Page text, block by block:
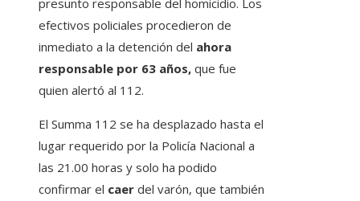
efectivos policiales procedieron de
inmediato a la detención del ahora
responsable por 63 años, que fue
quien alertó al 112.
El Summa 112 se ha desplazado hasta el
lugar requerido por la Policía Nacional a
las 21.00 horas y solo ha podido
confirmar el caer del varón, que también